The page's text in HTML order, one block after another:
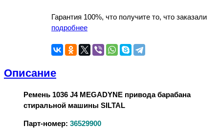
Гарантия 100%, что получите то, что заказали
подробнее
Описание
Ремень 1036 J4 MEGADYNE привода барабана
стиральной машины SILTAL
Парт-номер: 36529900